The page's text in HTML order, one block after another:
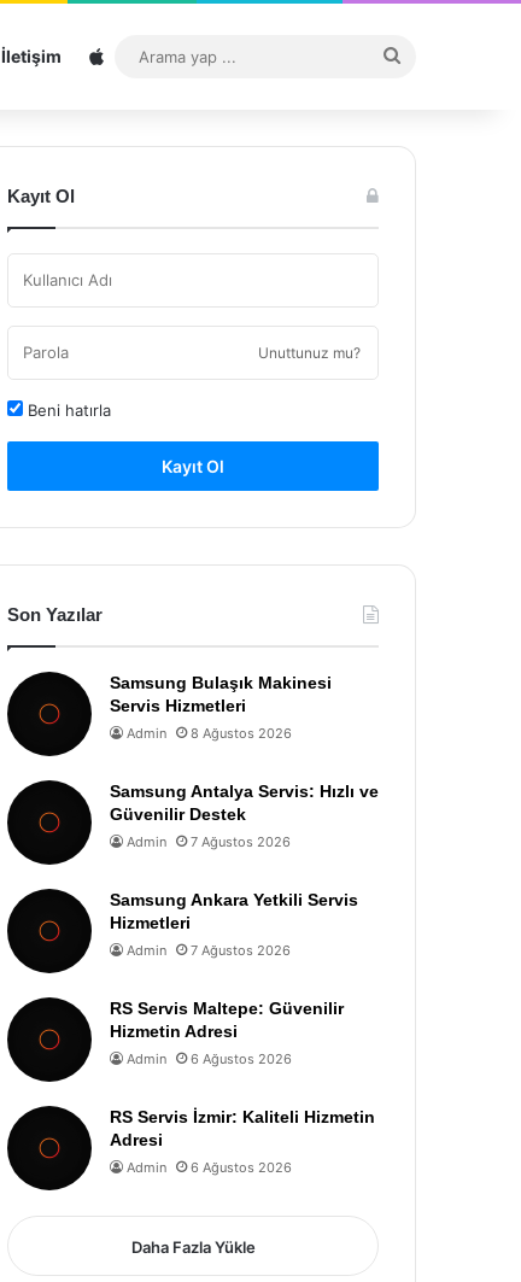
İletişim Sitemap
...
Kayıt Ol
Unuttunuz mu?
Beni hatırla
Kayıt Ol
Son Yazılar
Samsung Bulaşık Makinesi
Servis Hizmetleri
Admin 8 Ağustos 2026
Samsung Antalya Servis: Hızlı ve
Güvenilir Destek
Admin 7 Ağustos 2026
Samsung Ankara Yetkili Servis
Hizmetleri
Admin 7 Ağustos 2026
RS Servis Maltepe: Güvenilir
Hizmetin Adresi
Admin 6 Ağustos 2026
RS Servis İzmir: Kaliteli Hizmetin
Adresi
Admin 6 Ağustos 2026
Daha Fazla Yükle